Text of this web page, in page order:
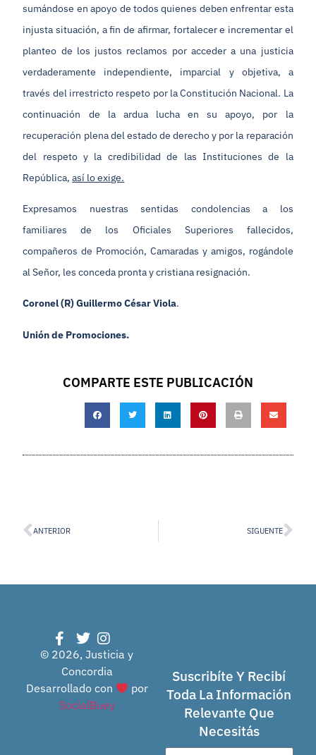
sumándose en apoyo de todos quienes deben enfrentar esta
injusta situación, a fin de afirmar, fortalecer e incrementar el
planteo de los justos reclamos por acceder a una justicia
verdaderamente independiente, imparcial y objetiva, a
través del irrestricto respeto por la Constitución Nacional. La
continuación de la ardua lucha en su apoyo, por la
recuperación plena del estado de derecho y por la reparación
del respeto y la credibilidad de las Instituciones de la
República,así lo exige.
Expresamos nuestras sentidas condolencias a los
familiares de los Oficiales Superiores fallecidos,
compañeros de Promoción, Camaradas y amigos, rogándole
al Señor, les conceda pronta y cristiana resignación.
Coronel (R) Guillermo César Viola.
Unión de Promociones.
COMPARTE ESTE PUBLICACIÓN
ANTERIOR SIGUENTE
© 2026, Justicia y
Concordia
Desarrollado con
por
SocialBuey
Suscribíte Y Recibí
Toda La Información
Relevante Que
Necesitás